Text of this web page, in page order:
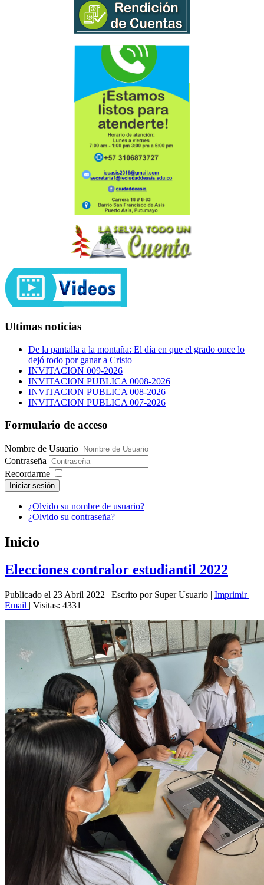
Ultimas noticias
De la pantalla a la montaña: El día en que el grado once lo
dejó todo por ganar a Cristo
INVITACION 009-2026
INVITACION PUBLICA 0008-2026
INVITACION PUBLICA 008-2026
INVITACION PUBLICA 007-2026
Formulario de acceso
Nombre de Usuario
Contraseña
Recordarme
Iniciar sesión
¿Olvido su nombre de usuario?
¿Olvido su contraseña?
Inicio
Elecciones contralor estudiantil 2022
Publicado el 23 Abril 2022 | Escrito por Super Usuario | Imprimir |
Email | Visitas: 4331